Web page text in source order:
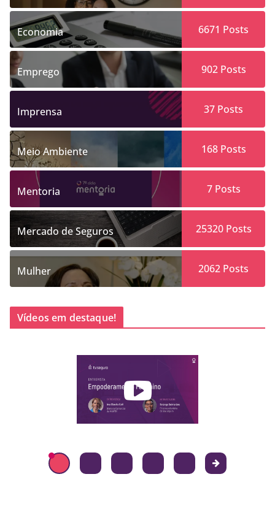
Economia 6671 Posts
Emprego 902Posts
Imprensa 37 Posts
Meio Ambiente 168Posts
Mentoria 7Posts
Mercado de Seguros 25320Posts
Mulher 2062 Posts
Vídeos em destaque!